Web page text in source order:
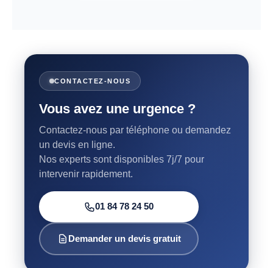
CONTACTEZ-NOUS
Vous avez une urgence ?
Contactez-nous par téléphone ou demandez
un devis en ligne.
Nos experts sont disponibles 7j/7 pour
intervenir rapidement.
01 84 78 24 50